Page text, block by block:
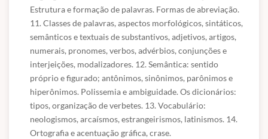
Estrutura e formação de palavras. Formas de abreviação.
11. Classes de palavras, aspectos morfológicos, sintáticos,
semânticos e textuais de substantivos, adjetivos, artigos,
numerais, pronomes, verbos, advérbios, conjunções e
interjeições, modalizadores. 12. Semântica: sentido
próprio e figurado; antônimos, sinônimos, parônimos e
hiperônimos. Polissemia e ambiguidade. Os dicionários:
tipos, organização de verbetes. 13. Vocabulário:
neologismos, arcaísmos, estrangeirismos, latinismos. 14.
Ortografia e acentuação gráfica, crase.